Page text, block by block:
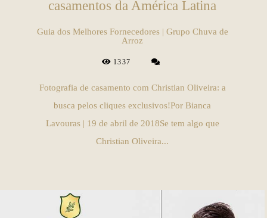
casamentos da América Latina
Guia dos Melhores Fornecedores | Grupo Chuva de
Arroz
1337
Fotografia de casamento com Christian Oliveira: a
busca pelos cliques exclusivos!Por Bianca
Lavouras | 19 de abril de 2018Se tem algo que
Christian Oliveira...